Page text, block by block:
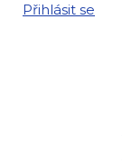
Přihlásit se